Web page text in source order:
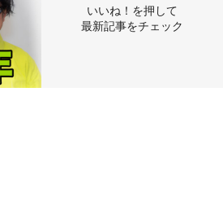
いいね！を押して
最新記事をチェック